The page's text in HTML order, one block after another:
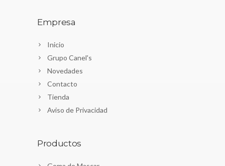
Empresa
Inicio
Grupo Canel's
Novedades
Contacto
Tienda
Aviso de Privacidad
Productos